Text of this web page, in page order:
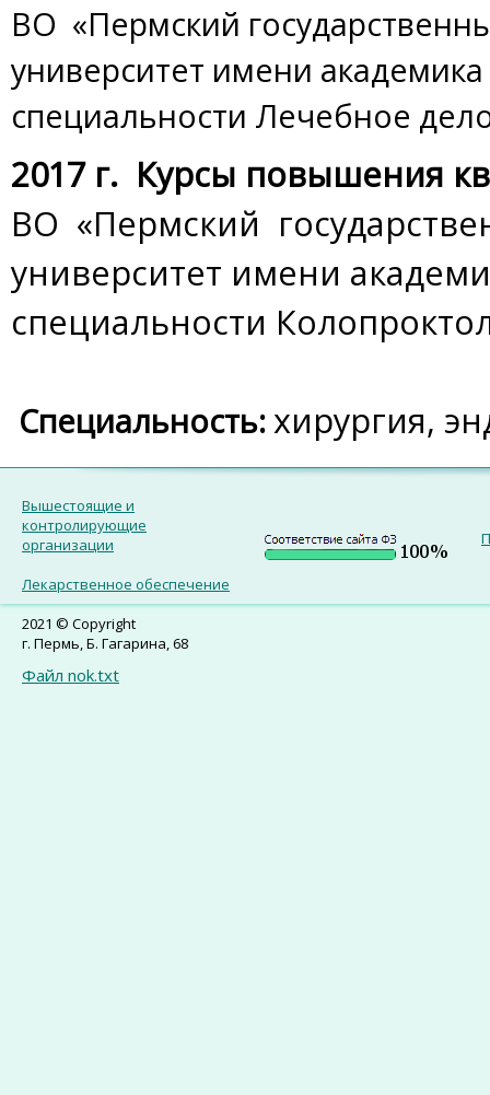
ВО «Пермский
университет имени
специальности Лечебное
2017 г. Курсы повышения
ВО «Пермский
университет имени
специальности
Специальность:хирургия,
Вышестоящие и
контролирующие
организации
Лекарственное обеспечение
2021 © Copyright
г. Пермь, Б. Гагарина, 68
Файл nok.txt